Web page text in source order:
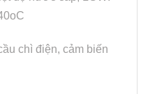
chì điện, cảm biến